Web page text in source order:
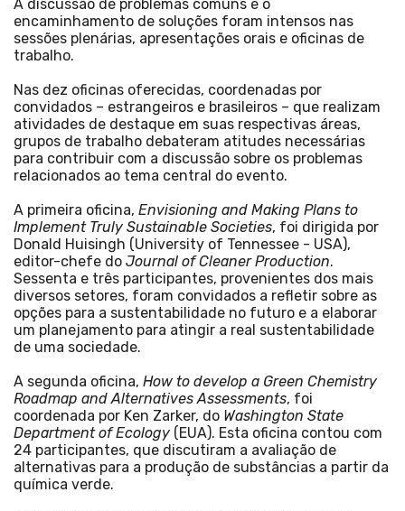
A discussão de problemas comuns e o
encaminhamento de soluções foram intensos nas
sessões plenárias, apresentações orais e oficinas de
trabalho.
Nas dez oficinas oferecidas, coordenadas por
convidados – estrangeiros e brasileiros – que realizam
atividades de destaque em suas respectivas áreas,
grupos de trabalho debateram atitudes necessárias
para contribuir com a discussão sobre os problemas
relacionados ao tema central do evento.
A primeira oficina, Envisioning and Making Plans to
Implement Truly Sustainable Societies, foi dirigida por
Donald Huisingh (University of Tennessee - USA),
editor-chefe do Journal of Cleaner Production.
Sessenta e três participantes, provenientes dos mais
diversos setores, foram convidados a refletir sobre as
opções para a sustentabilidade no futuro e a elaborar
um planejamento para atingir a real sustentabilidade
de uma sociedade.
A segunda oficina, How to develop a Green Chemistry
Roadmap and Alternatives Assessments, foi
coordenada por Ken Zarker, do Washington State
Department of Ecology (EUA). Esta oficina contou com
24 participantes, que discutiram a avaliação de
alternativas para a produção de substâncias a partir da
química verde.